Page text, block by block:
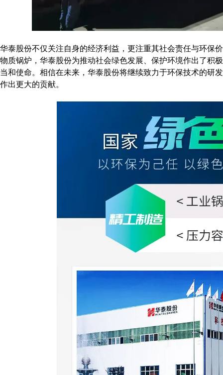
华泰股份不仅关注自身的经济利益，更注重其社会责任与环保
物质锅炉，华泰股份为推动社会绿色发展、保护环境作出了积
当和使命。相信在未来，华泰股份将继续致力于环保技术的研
作出更大的贡献。